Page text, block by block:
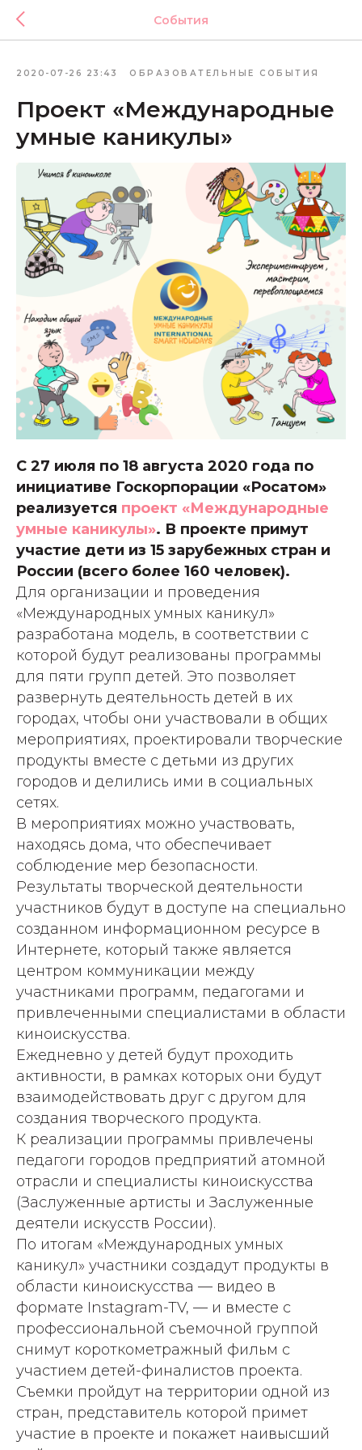
События
2020-07-26 23:43 ОБРАЗОВАТЕЛЬНЫЕ СОБЫТИЯ
Проект «Международные
умные каникулы»
C 27 июля по 18 августа 2020 года по
инициативе Госкорпорации «Росатом»
реализуется проект «Международные
умные каникулы». В проекте примут
участие дети из 15 зарубежных стран и
России (всего более 160 человек).
Для организации и проведения
«Международных умных каникул»
разработана модель, в соответствии с
которой будут реализованы программы
для пяти групп детей. Это позволяет
развернуть деятельность детей в их
городах, чтобы они участвовали в общих
мероприятиях, проектировали творческие
продукты вместе с детьми из других
городов и делились ими в социальных
сетях.
В мероприятиях можно участвовать,
находясь дома, что обеспечивает
соблюдение мер безопасности.
Результаты творческой деятельности
участников будут в доступе на специально
созданном информационном ресурсе в
Интернете, который также является
центром коммуникации между
участниками программ, педагогами и
привлеченными специалистами в области
киноискусства.
Ежедневно у детей будут проходить
активности, в рамках которых они будут
взаимодействовать друг с другом для
создания творческого продукта.
К реализации программы привлечены
педагоги городов предприятий атомной
отрасли и специалисты киноискусства
(Заслуженные артисты и Заслуженные
деятели искусств России).
По итогам «Международных умных
каникул» участники создадут продукты в
области киноискусства — видео в
формате Instagram-TV, — и вместе с
профессиональной съемочной группой
снимут короткометражный фильм с
участием детей-финалистов проекта.
Съемки пройдут на территории одной из
стран, представитель которой примет
участие в проекте и покажет наивысший